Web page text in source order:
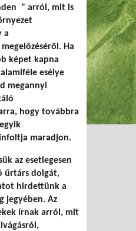
" arról, mit is
a
Ha
képet kapna
esélye
megannyi
hogy továbbra
maradjon.
az esetlegesen
űrtárs dolgát,
hirdettünk a
jegyében. Az
írnak arról, mit